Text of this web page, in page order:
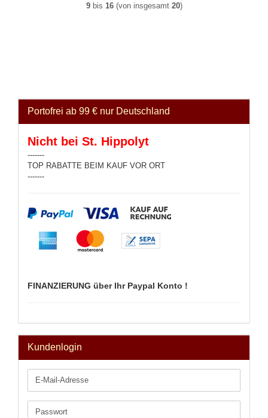
9bis 16(von insgesamt 20)
Portofrei ab 99 € nur Deutschland
Nicht bei St. Hippolyt
-------
TOP RABATTE BEIM KAUF VOR ORT
-------
FINANZIERUNG über Ihr Paypal Konto !
Kundenlogin
E-
Mail-
Adresse
Passwort